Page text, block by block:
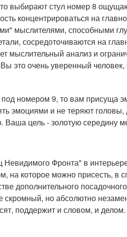
выбирают стул номер 8
концентрироваться на
мыслителями, способными
сосредоточиваются на
мыслительный анализ и
это очень уверенный
номером 9, то вам присуща
эмоциями и не теряют головы,
Ваша цель - золотую середину
Невидимого Фронта" в
на которое можно присесть, в
дополнительного
скромный, но абсолютно
поддержит и словом, и делом.